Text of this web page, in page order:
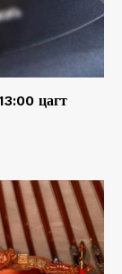
цагт